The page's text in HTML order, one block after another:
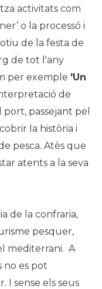
activitats com
o la processó i
de la festa de
de tot l'any
per exemple 'Un
de
port, passejant pel
la història i
pesca. Atès que
atents a la seva
de la confraria,
pesquer,
mediterrani. A
no es pot
I sense els seus